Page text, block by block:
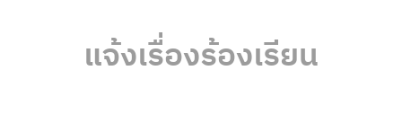
แจ้งเรื่องร้องเรียน